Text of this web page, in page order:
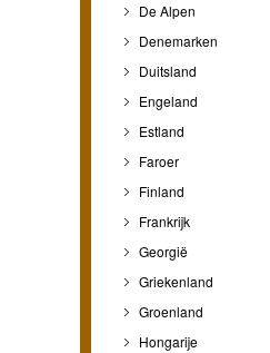
De Alpen
Denemarken
Duitsland
Engeland
Estland
Faroer
Finland
Frankrijk
Georgië
Griekenland
Groenland
Hongarije